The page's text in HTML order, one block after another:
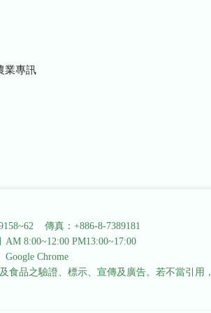
業專訊
傳真：+886-8-7389181
AM 8:00~12:00 PM13:00~17:00
Chrome
食品之驗證、標示、宣傳及廣告。若不當引用，